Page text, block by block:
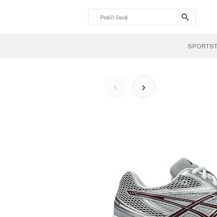
search-
btn